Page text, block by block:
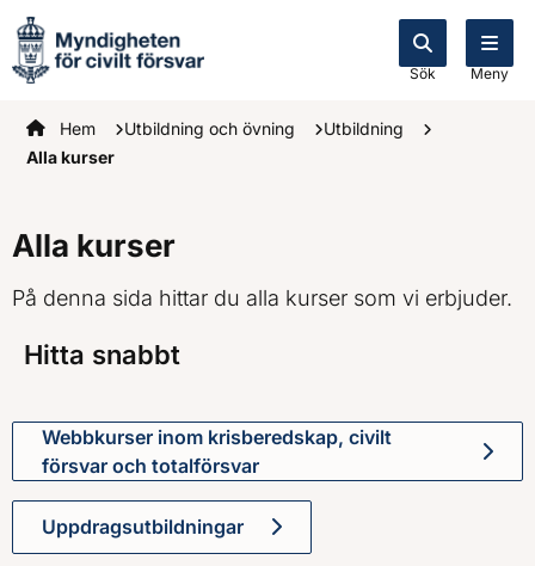
Sök Meny
Startsidan
Hem Utbildning och övning
Utbildning
Alla kurser
Alla kurser
På denna sida hittar du alla kurser som vi erbjuder.
Hitta snabbt
Webbkurser inom krisberedskap, civilt
försvar och totalförsvar
Uppdragsutbildningar